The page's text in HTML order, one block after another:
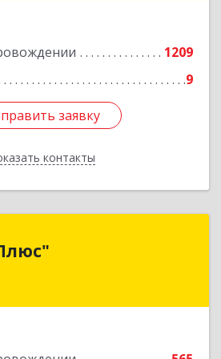
1209
9
заявку
контакты
заявку
Назад
Курск г, Овечкина ул, дом